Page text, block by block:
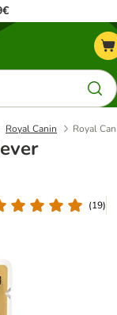
Royal Canin Royal
(19)